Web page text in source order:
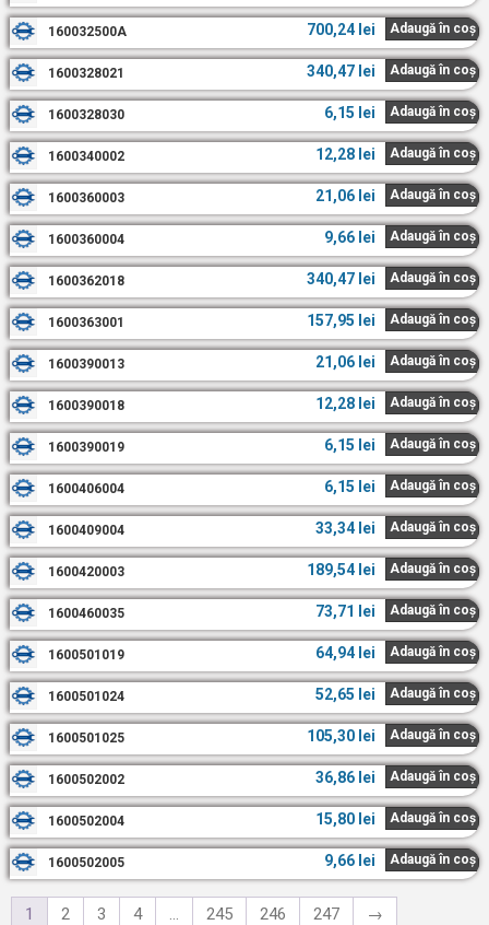
160032500A 700,24 lei Adaugă în coș
1600328021 340,47 lei Adaugă în coș
1600328030 6,15 lei Adaugă în coș
1600340002 12,28 lei Adaugă în coș
1600360003 21,06 lei Adaugă în coș
1600360004 9,66 lei Adaugă în coș
1600362018 340,47 lei Adaugă în coș
1600363001 157,95 lei Adaugă în coș
1600390013 21,06 lei Adaugă în coș
1600390018 12,28 lei Adaugă în coș
1600390019 6,15 lei Adaugă în coș
1600406004 6,15 lei Adaugă în coș
1600409004 33,34 lei Adaugă în coș
1600420003 189,54 lei Adaugă în coș
1600460035 73,71 lei Adaugă în coș
1600501019 64,94 lei Adaugă în coș
1600501024 52,65 lei Adaugă în coș
1600501025 105,30 lei Adaugă în coș
1600502002 36,86 lei Adaugă în coș
1600502004 15,80 lei Adaugă în coș
1600502005 9,66 lei Adaugă în coș
1 2 3 4 245 246 247 →